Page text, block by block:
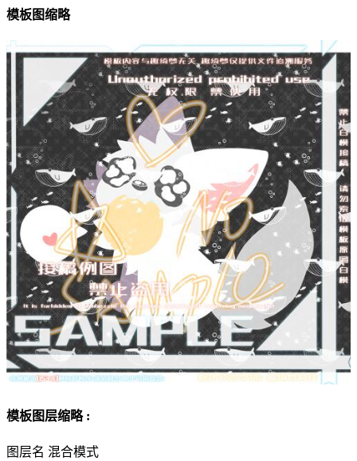
模板图缩略
模板图层缩略 :
图层名 混合模式